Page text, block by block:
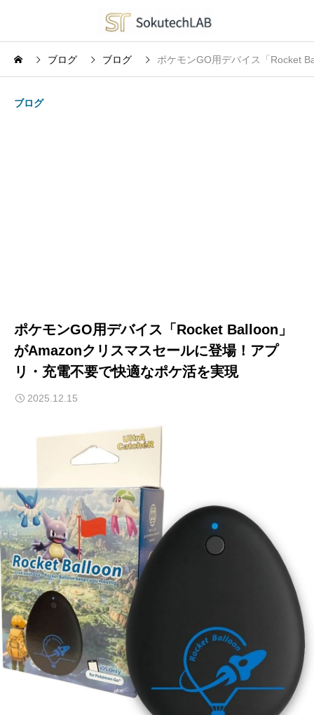
ブログ ブログ ポケモンGO用デバイス「Rocket
ブログ
ポケモンGO用デバイス「Rocket Balloon」
がAmazonクリスマスセールに登場！アプ
リ・充電不要で快適なポケ活を実現
2025.12.15